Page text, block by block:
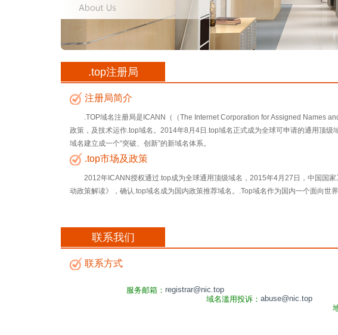
.top注册局
注册局简介
.TOP域名注册局是ICANN（（The Internet Corporation for Assigned Names
政策，及技术运作.top域名。2014年8月4日.top域名正式成为全球可申请的通用顶
域名建立成一个“突破、创新”的新域名体系。
.top市场及政策
2012年ICANN授权通过.top成为全球通用顶级域名，2015年4月27日，中国国
动政策解读》，确认.top域名成为国内政策推荐域名。.Top域名作为国内一个面向
联系我们
联系方式
服务邮箱： registrar@nic.top
域名滥用投诉： abuse@nic.top